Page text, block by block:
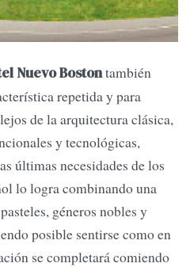
Nuevo Bostontambién
repetida y para
de la arquitectura clásica,
y tecnológicas,
últimas necesidades de los
lo logra combinando una
géneros nobles y
posible sentirse como en
se completará comiendo